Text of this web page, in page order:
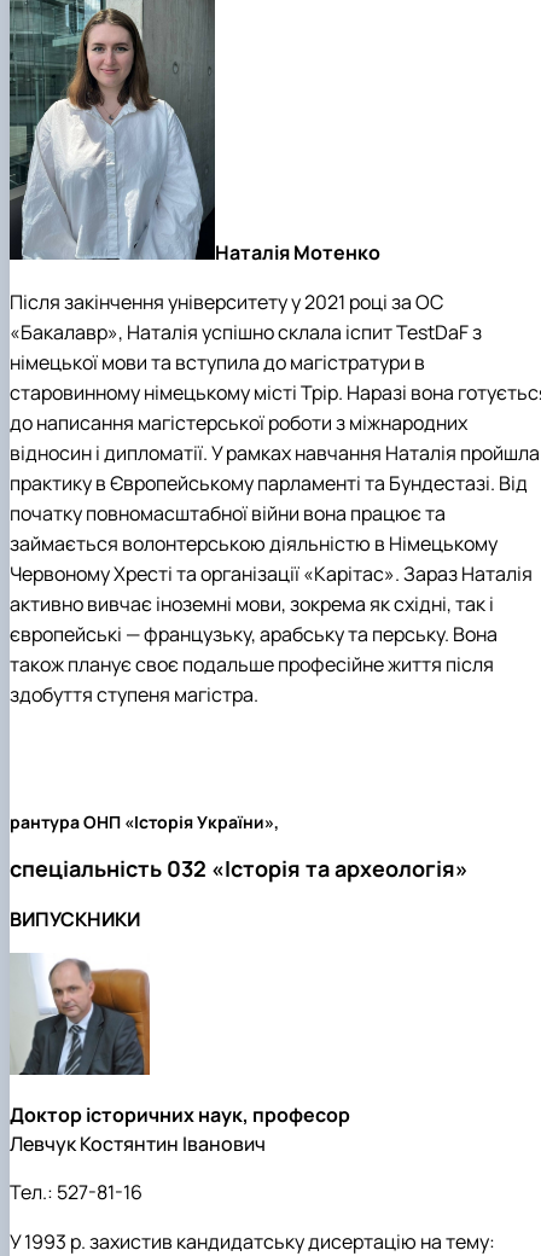
Наталія Мотенко
Після закінчення університету у 2021 році за ОС
«Бакалавр», Наталія успішно склала іспит TestDaF з
німецької мови та вступила до магістратури в
старовинному німецькому місті Трір. Наразі вона
до написання магістерської роботи з міжнародних
відносин і дипломатії. У рамках навчання Наталія пройшла
практику в Європейському парламенті та Бундестазі. Від
початку повномасштабної війни вона працює та
займається волонтерською діяльністю в Німецькому
Червоному Хресті та організації «Карітас». Зараз Наталія
активно вивчає іноземні мови, зокрема як східні, так і
європейські — французьку, арабську та перську. Вона
також планує своє подальше професійне життя після
здобуття ступеня магістра.
рантура ОНП «Історія України»,
спеціальність 032 «Історія та археологія»
ВИПУСКНИКИ
Доктор історичних наук, професор
Левчук Костянтин Іванович
Тел.: 527-81-16
У 1993 р. захистив кандидатську дисертацію на тему: